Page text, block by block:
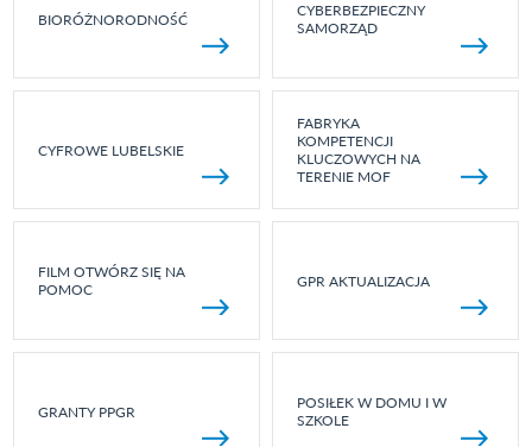
BIORÓŻNORODNOŚĆ
CYBERBEZPIECZNY
SAMORZĄD
CYFROWE LUBELSKIE
FABRYKA
KOMPETENCJI
KLUCZOWYCH NA
TERENIE MOF
FILM OTWÓRZ SIĘ NA
POMOC
GPR AKTUALIZACJA
GRANTY PPGR
POSIŁEK W DOMU I W
SZKOLE